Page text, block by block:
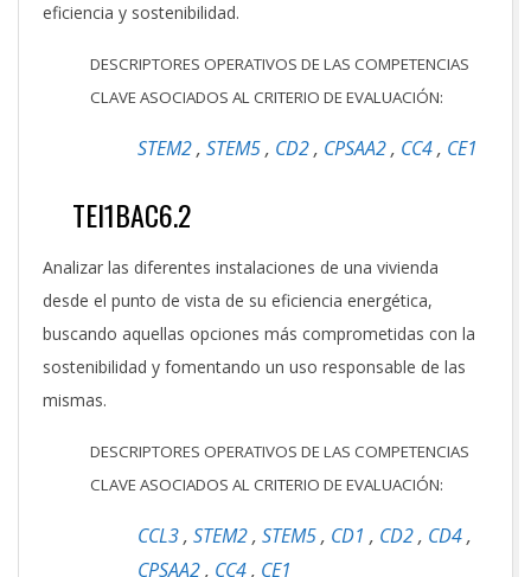
eficiencia y sostenibilidad.
DESCRIPTORES OPERATIVOS DE LAS COMPETENCIAS
CLAVE ASOCIADOS AL CRITERIO DE EVALUACIÓN:
STEM2, STEM5, CD2, CPSAA2, CC4, CE1
TEI1BAC6.2
Analizar las diferentes instalaciones de una vivienda
desde el punto de vista de su eficiencia energética,
buscando aquellas opciones más comprometidas con la
sostenibilidad y fomentando un uso responsable de las
mismas.
DESCRIPTORES OPERATIVOS DE LAS COMPETENCIAS
CLAVE ASOCIADOS AL CRITERIO DE EVALUACIÓN:
CCL3, STEM2, STEM5, CD1 , CD2, CD4,
CPSAA2, CC4, CE1